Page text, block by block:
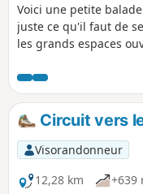
Voici une petite
juste ce qu'il faut de
les grands espaces
Montaulever, vous
observer des tritons
Circuit vers
Visorandonneur
12,28 km
+639